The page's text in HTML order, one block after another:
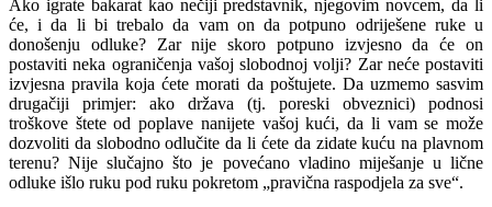
Ako igrate bakarat kao nečiji predstavnik, njegovim novcem, da li
će, i da li bi trebalo da vam on da potpuno odriješene ruke u
donošenju odluke? Zar nije skoro potpuno izvjesno da će on
postaviti neka ograničenja vašoj slobodnoj volji? Zar neće postaviti
izvjesna pravila koja ćete morati da poštujete. Da uzmemo sasvim
drugačiji primjer: ako država (tj. poreski obveznici) podnosi
troškove štete od poplave nanijete vašoj kući, da li vam se može
dozvoliti da slobodno odlučite da li ćete da zidate kuću na plavnom
terenu? Nije slučajno što je povećano vladino miješanje u lične
odluke išlo ruku pod ruku pokretom „pravična raspodjela za sve“.